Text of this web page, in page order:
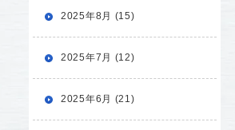
2025年8月 (15)
2025年7月 (12)
2025年6月 (21)